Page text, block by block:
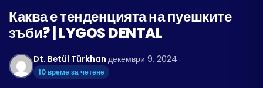
Каква е тенденцията на пуешките
зъби? | LYGOS DENTAL
Dt. Betül Türkhan·декември 9, 2024·
10 време за четене